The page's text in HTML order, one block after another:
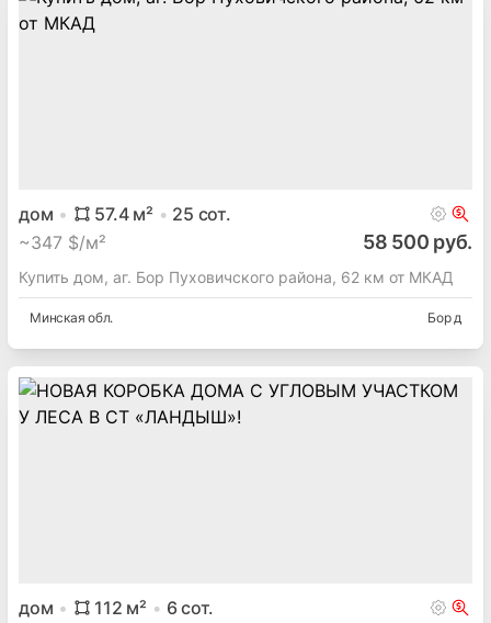
дом 57.4м² 25 сот.
~347 $/м² 58 500 руб.
Купить дом, аг. Бор Пуховичского района, 62 км от МКАД
Минская обл. Бор д
дом 112 м² 6сот.